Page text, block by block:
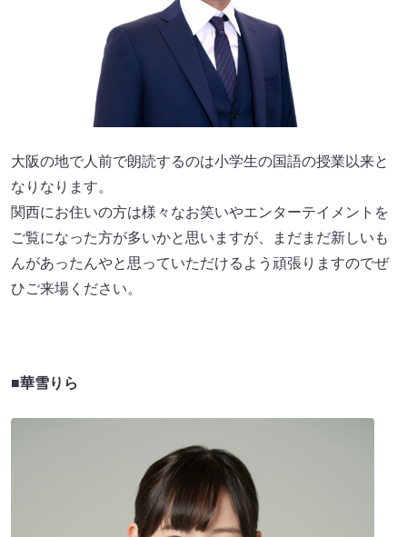
大阪の地で人前で朗読するのは小学生の国語の授業以来と
なりなります。
関西にお住いの方は様々なお笑いやエンターテイメントを
ご覧になった方が多いかと思いますが、まだまだ新しいも
んがあったんやと思っていただけるよう頑張りますのでぜ
ひご来場ください。
■華雪りら